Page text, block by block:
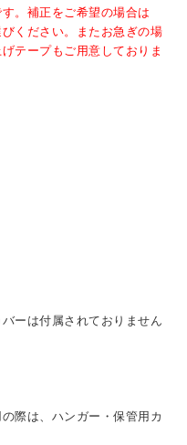
。補正をご希望の場合は
ください。またお急ぎの場
テープもご用意しておりま
ーは付属されておりません
際は、ハンガー・保管用カ